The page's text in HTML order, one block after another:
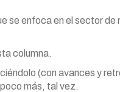
se enfoca en el sector
columna.
(con avances y
más, tal vez.